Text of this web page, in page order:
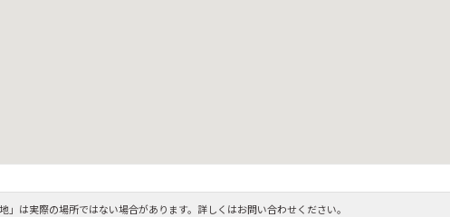
」は実際の場所ではない場合があります。詳しくはお問い合わせください。